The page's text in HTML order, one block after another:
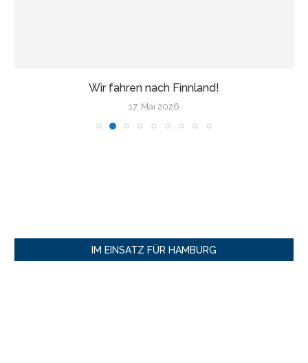
Wir fahren nach Finnland!
17. Mai 2026
IM EINSATZ FÜR HAMBURG